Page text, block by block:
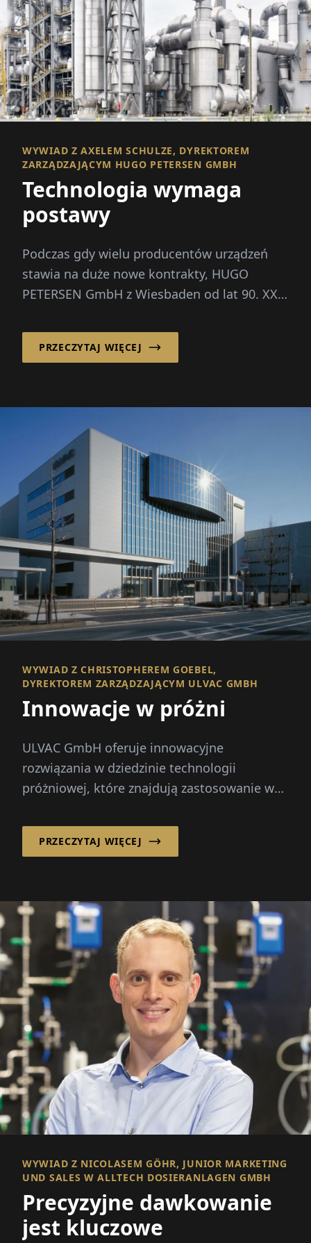
WYWIAD Z AXELEM SCHULZE, DYREKTOREM
ZARZĄDZAJĄCYM HUGO PETERSEN GMBH
Technologia wymaga
postawy
Podczas gdy wielu producentów urządzeń
stawia na duże nowe kontrakty, HUGO
PETERSEN GmbH z Wiesbaden od lat 90. XX
PRZECZYTAJ WIĘCEJ
WYWIAD Z CHRISTOPHEREM GOEBEL,
DYREKTOREM ZARZĄDZAJĄCYM ULVAC GMBH
Innowacje w próżni
ULVAC GmbH oferuje innowacyjne
rozwiązania w dziedzinie technologii
próżniowej, które znajdują zastosowanie w
półprzewodników...
PRZECZYTAJ WIĘCEJ
WYWIAD Z NICOLASEM GÖHR, JUNIOR MARKETING
UND SALES W ALLTECH DOSIERANLAGEN GMBH
Precyzyjne dawkowanie
jest kluczowe